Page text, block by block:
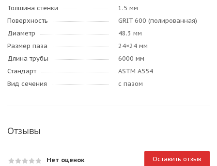
Толщина стенки
1.5 мм
Поверхность
GRIT 600 (полированная)
Диаметр
48.3 мм
Размер паза
24×24 мм
Длина трубы
6000 мм
Стандарт
ASTM A554
Вид сечения
с пазом
Отзывы
Нет оценок Оставить отзыв